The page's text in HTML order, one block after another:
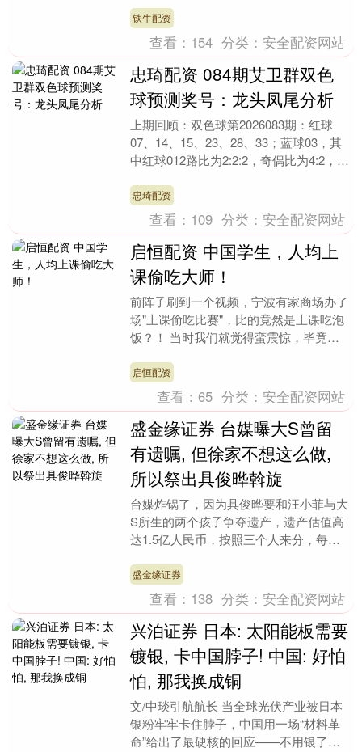
铁牛配资
查看： 154 分类：安全配资网站
忠琦配资 084期艾卫群双色
球预测奖号：龙头凤尾分析
上期回顾：双色球第2026083期：红球
07、14、15、23、28、33；蓝球03，其
中红球012路比为2:2:2，奇偶比为4:2，蓝
忠琦配资
查看： 109 分类：安全配资网站
启恒配资 中国学生，人均上
课偷吃大师！
前阵子刷到一个视频，宁波有家商场办了
场"上课偷吃比赛"，比的竟然是上课吃泡
饭？！ 当时我们就觉得蛮震惊，毕竟在
最多也就是嗑嗑....
启恒配资
查看：65 分类：安全配资网站
盛金缘证券 台媒曝大S曾留
有遗嘱, 但徐家不想这么做,
所以祭出具俊晔斡旋
台媒炸锅了，因为具俊晔要和汪小菲与大
S所生的两个孩子争夺遗产，遗产估值高
达1.5亿人民币，按照三个人来分，每人
孩子的份额，....
盛金缘证券
查看： 138 分类：安全配资网站
兴泊证券 日本: 太阳能板需要
镀银, 卡中国脖子! 中国: 好怕
怕, 那我换成铜
文/中琰引航航长 当全球光伏产业被日本
银粉牢牢卡住脖子，中国用一场“材料革
命”给出了最硬核的回应——不用银了，